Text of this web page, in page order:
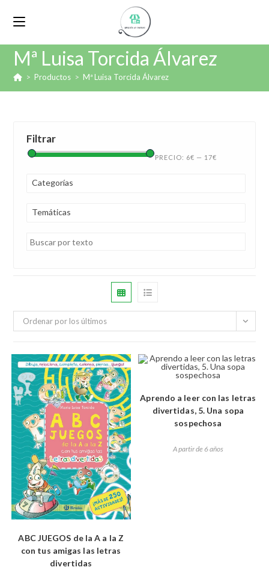
Mª Luisa Torcida Álvarez
> Productos > Mª Luisa Torcida Álvarez
Filtrar
PRECIO: 6€ — 17€
Categorías
Temáticas
Ordenar por los últimos
ABC JUEGOS de la A a la Z
con tus amigas las letras
divertidas
Aprendo a leer con las letras
divertidas, 5. Una sopa
sospechosa
A partir de 6 años